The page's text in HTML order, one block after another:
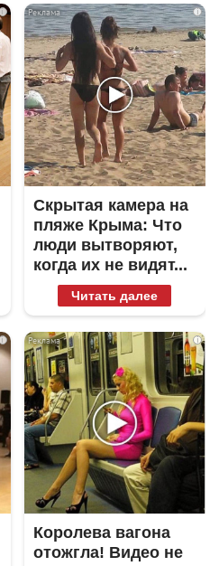
i i
Скрытая камера на
пляже Крыма: Что
люди вытворяют,
когда их не видят...
Читать далее
i i
Королева вагона
отожгла! Видео не